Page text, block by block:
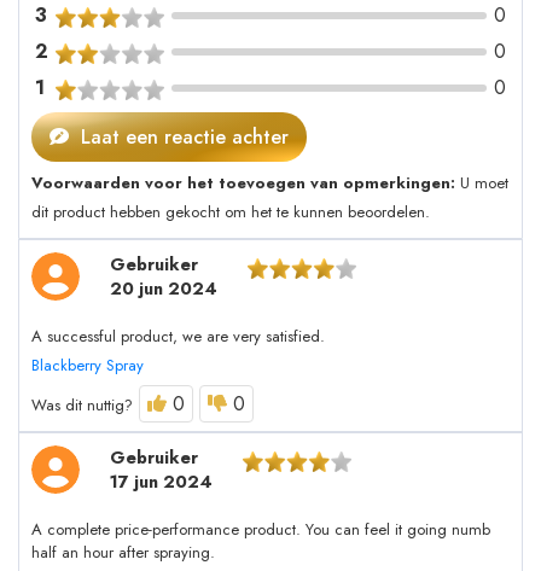
3
0
2
0
1
0
Laat een reactie achter
Voorwaarden voor het toevoegen van opmerkingen: U moet
dit product hebben gekocht om het te kunnen beoordelen.
Gebruiker
20 jun 2024
A successful product, we are very satisfied.
Blackberry Spray
Was dit nuttig?
0 0
Gebruiker
17 jun 2024
A complete price-performance product. You can feel it going numb
half an hour after spraying.